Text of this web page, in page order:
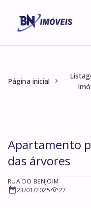
Página inicial
Apartamento
das árvores
RUA DO BENJOIM
23/01/2025
27